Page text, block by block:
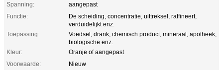
Spanning:
aangepast
Functie:
De scheiding, concentratie, uittreksel, raffineert,
verduidelijkt enz.
Toepassing:
Voedsel, drank, chemisch product, mineraal, apotheek,
biologische enz.
Kleur:
Oranje of aangepast
Voorwaarde:
Nieuw